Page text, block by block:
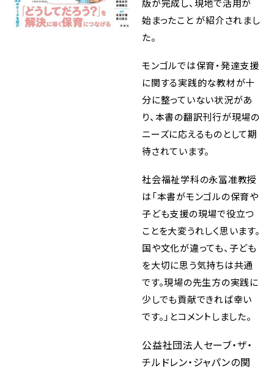
版が完成し、現地で活用が
始まったこと が紹介されまし
た。
モンゴルでは保育・発達支援
に関する実践的な教材が十
分に整っていない状況があ
り、本書の翻訳刊行が現場の
ニーズに応えるものとして期
待されています。
社会福祉学科の永冨准教授
は「本書がモンゴルの保育や
子ども支援の現場で役立つ
ことを大変うれしく思います。
国や文化が違っても、子ども
を大切に思う気持ちは共通
です。現場の先生方の実践に
少しでも貢献できれば幸い
です。」とコメントしました。
公益社団法人セーブ・ザ・
チルドレン・ジャパンの関